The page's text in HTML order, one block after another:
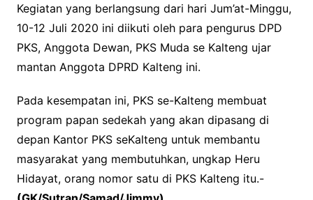
Kegiatan yang berlangsung dari hari Jum’at-Minggu,
10-12 Juli 2020 ini diikuti oleh para pengurus DPD
PKS, Anggota Dewan, PKS Muda se Kalteng ujar
mantan Anggota DPRD Kalteng ini.
Pada kesempatan ini, PKS se-Kalteng membuat
program papan sedekah yang akan dipasang di
depan Kantor PKS seKalteng untuk membantu
masyarakat yang membutuhkan, ungkap Heru
Hidayat, orang nomor satu di PKS Kalteng itu.-